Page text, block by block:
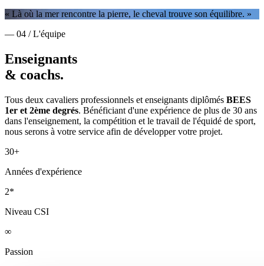
« Là où la mer rencontre la pierre, le cheval trouve son équilibre. »
— 04 / L'équipe
Enseignants
& coachs.
Tous deux cavaliers professionnels et enseignants diplômés BEES
1er et 2ème degrés. Bénéficiant d'une expérience de plus de 30 ans
dans l'enseignement, la compétition et le travail de l'équidé de sport,
nous serons à votre service afin de développer votre projet.
30+
Années d'expérience
2*
Niveau CSI
∞
Passion